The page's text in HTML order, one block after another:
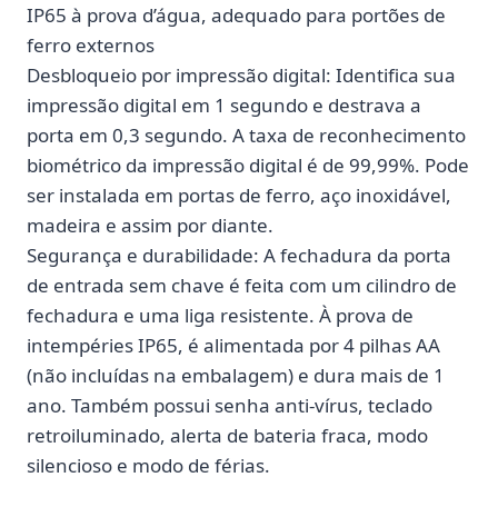
IP65 à prova d’água, adequado para portões de
ferro externos
Desbloqueio por impressão digital: Identifica sua
impressão digital em 1 segundo e destrava a
porta em 0,3 segundo. A taxa de reconhecimento
biométrico da impressão digital é de 99,99%. Pode
ser instalada em portas de ferro, aço inoxidável,
madeira e assim por diante.
Segurança e durabilidade: A fechadura da porta
de entrada sem chave é feita com um cilindro de
fechadura e uma liga resistente. À prova de
intempéries IP65, é alimentada por 4 pilhas AA
(não incluídas na embalagem) e dura mais de 1
ano. Também possui senha anti-vírus, teclado
retroiluminado, alerta de bateria fraca, modo
silencioso e modo de férias.